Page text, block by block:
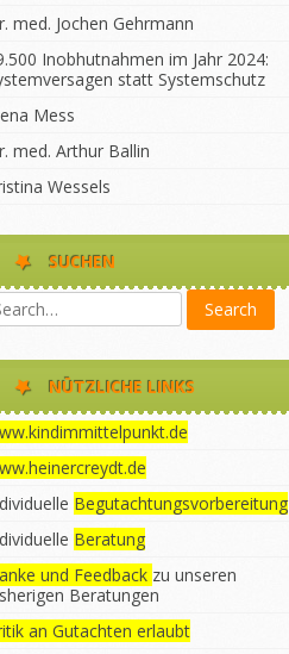
med. Jochen Gehrmann
Inobhutnahmen im Jahr 2024:
statt Systemschutz
Mess
med. Arthur Ballin
Wessels
SUCHEN
NÜTZLICHE LINKS
Begutachtungsvorbereitung
Beratung
und Feedback zu unseren
Beratungen
an Gutachten erlaubt